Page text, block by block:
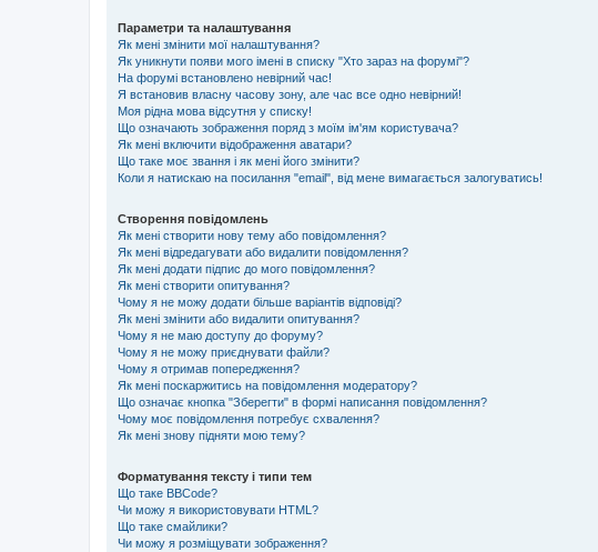
Параметри та налаштування
Як мені змінити мої налаштування?
Як уникнути появи мого імені в списку "Хто зараз на форумі"?
На форумі встановлено невірний час!
Я встановив власну часову зону, але час все одно невірний!
Моя рідна мова відсутня у списку!
Що означають зображення поряд з моїм ім'ям користувача?
Як мені включити відображення аватари?
Що таке моє звання і як мені його змінити?
Коли я натискаю на посилання "email", від мене вимагається залогуватись!
Створення повідомлень
Як мені створити нову тему або повідомлення?
Як мені відредагувати або видалити повідомлення?
Як мені додати підпис до мого повідомлення?
Як мені створити опитування?
Чому я не можу додати більше варіантів відповіді?
Як мені змінити або видалити опитування?
Чому я не маю доступу до форуму?
Чому я не можу приєднувати файли?
Чому я отримав попередження?
Як мені поскаржитись на повідомлення модератору?
Що означає кнопка "Зберегти" в формі написання повідомлення?
Чому моє повідомлення потребує схвалення?
Як мені знову підняти мою тему?
Форматування тексту і типи тем
Що таке BBCode?
Чи можу я використовувати HTML?
Що таке смайлики?
Чи можу я розміщувати зображення?